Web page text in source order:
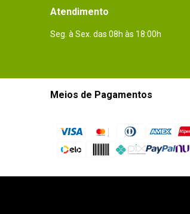
Atendimento
Seg. à Sex. das 08h às 18:00h
Meios de Pagamentos